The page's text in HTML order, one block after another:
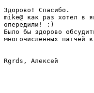
Здорово! Спасибо.
mike@ как раз хотел в
опередили! :)
Было бы здорово
многочисленных патчей
Rgrds, Алексей